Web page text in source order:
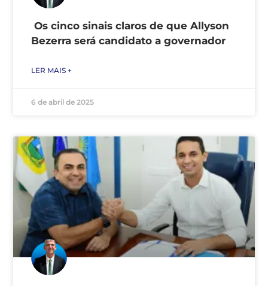
Os cinco sinais claros de que Allyson
Bezerra será candidato a governador
LER MAIS +
6 de abril de 2025